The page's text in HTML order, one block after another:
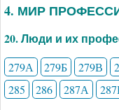
4. МИР
20. Люди и их
279А 279Б 279В
285
286 287А